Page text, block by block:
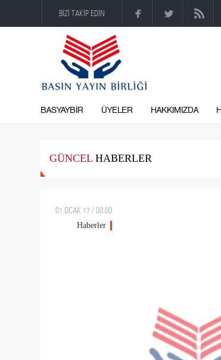
BİZİ TAKİP EDİN
BASYAYBİR ÜYELER HAKKIMIZDA
GÜNCELHABERLER
01 OCAK 17 / 00:00
Haberler